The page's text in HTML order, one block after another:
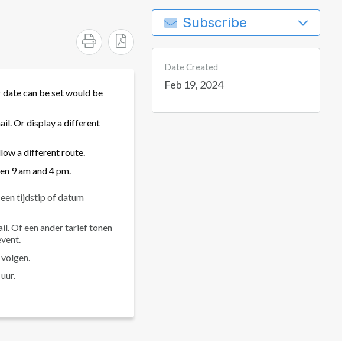
can be set would be
Or display a different
a different route.
9 am and 4 pm.
tijdstip of datum
Of een ander tarief tonen
Subscribe
Date Created
Feb 19, 2024